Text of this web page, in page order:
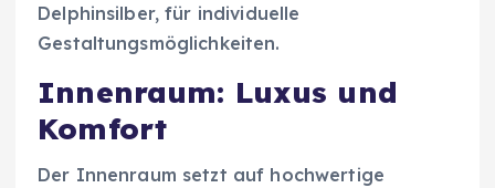
Delphinsilber, für individuelle
Gestaltungsmöglichkeiten.
Innenraum: Luxus und
Komfort
Der Innenraum setzt auf hochwertige